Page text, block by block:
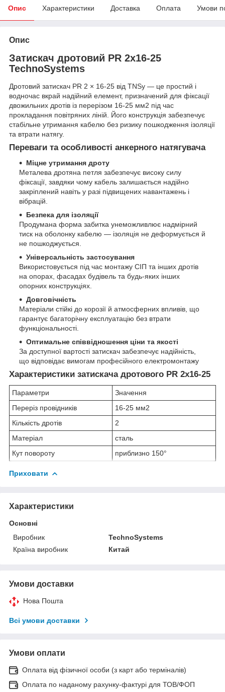
Опис Характеристики Доставка Оплата Умови
Опис
Затискач дротовий PR 2х16-25
TechnoSystems
Дротовий затискач PR 2 × 16-25 від TNSy — це простий і
водночас вкрай надійний елемент, призначений для фіксації
двожильних дротів із перерізом 16-25 мм2 під час
прокладання повітряних ліній. Його конструкція забезпечує
стабільне утримання кабелю без ризику пошкодження ізоляції
та втрати натягу.
Переваги та особливості анкерного натягувача
Міцне утримання дроту
Металева дротяна петля забезпечує високу силу
фіксації, завдяки чому кабель залишається надійно
закріплений навіть у разі підвищених навантажень і
вібрацій.
Безпека для ізоляції
Продумана форма забитка унеможливлює надмірний
тиск на оболонку кабелю — ізоляція не деформується й
не пошкоджується.
Універсальність застосування
Використовується під час монтажу СІП та інших дротів
на опорах, фасадах будівель та будь-яких інших
опорних конструкціях.
Довговічність
Матеріали стійкі до корозії й атмосферних впливів, що
гарантує багаторічну експлуатацію без втрати
функціональності.
Оптимальне співвідношення ціни та якості
За доступної вартості затискач забезпечує надійність,
що відповідає вимогам професійного електромонтажу
Характеристики затискача дротового PR 2х16-25
Параметри
Значення
Переріз провідників
16-25 мм2
Кількість дротів
2
Матеріал
сталь
Кут повороту
приблизно 150°
Приховати
Характеристики
Основні
Виробник
TechnoSystems
Країна виробник
Китай
Умови доставки
Нова Пошта
Всі умови доставки
Умови оплати
Оплата від фізичної особи (з карт або терміналів)
Оплата по наданому рахунку-фактурі для ТОВ/ФОП